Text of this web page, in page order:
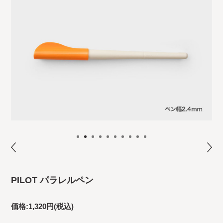
PILOT パラレルペン
価格:1,320円(税込)